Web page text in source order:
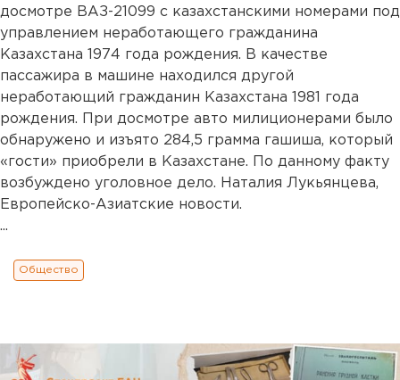
досмотре ВАЗ-21099 с казахстанскими номерами под
управлением неработающего гражданина
Казахстана 1974 года рождения. В качестве
пассажира в машине находился другой
неработающий гражданин Казахстана 1981 года
рождения. При досмотре авто милиционерами было
обнаружено и изъято 284,5 грамма гашиша, который
«гости» приобрели в Казахстане. По данному факту
возбуждено уголовное дело. Наталия Лукьянцева,
Европейско-Азиатские новости.
...
Общество